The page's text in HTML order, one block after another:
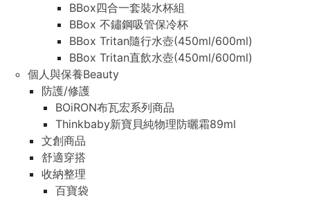
BBox四合一套裝水杯組
BBox 不鏽鋼吸管保冷杯
BBox Tritan隨行水壺(450ml/600ml)
BBox Tritan直飲水壺(450ml/600ml)
個人與保養Beauty
防護/修護
BOiRON布瓦宏系列商品
Thinkbaby新寶貝純物理防曬霜89ml
文創商品
舒適穿搭
收納整理
百寶袋